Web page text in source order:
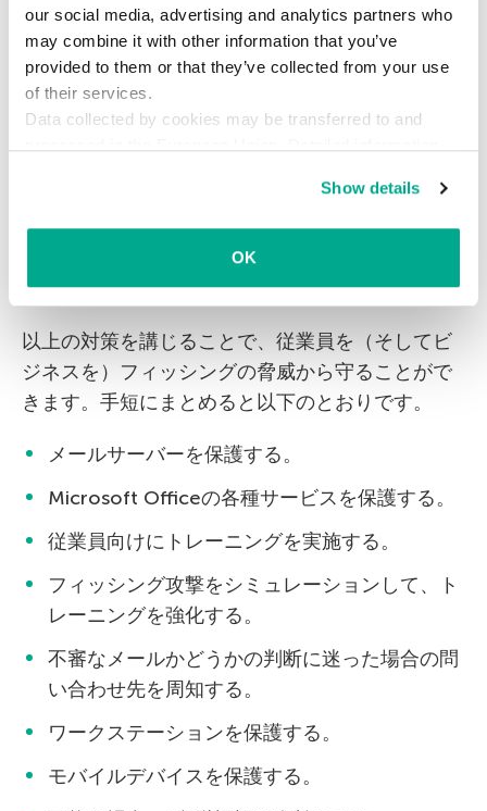
our social media, advertising and analytics partners who
may combine it with other information that you’ve
provided to them or that they’ve collected from your use
of their services.
Data collected by cookies may be transferred to and
Show details
OK
権限は最小限にとどめる
従業員の持つアクセス権が、その人が本当に必要
なリソース（サーバー、クラウドストレージな
ど）に限定されていれば、サイバー犯罪者が企業
アカウントを1つ掌握したからといって甚大な損害
アクションプラン
以上の対策を講じることで、従業員を（そしてビ
ジネスを）フィッシングの脅威から守ることがで
きます。手短にまとめると以下のとおりです。
メールサーバーを保護する。
Microsoft Officeの各種サービスを保護する。
従業員向けにトレーニングを実施する。
フィッシング攻撃をシミュレーションして、ト
レーニングを強化する。
不審なメールかどうかの判断に迷った場合の問
い合わせ先を周知する。
ワークステーションを保護する。
モバイルデバイスを保護する。